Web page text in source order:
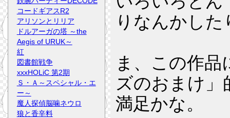
りなんかし
ま、この作
ズのおまけ
満足かな。
コードギアスR2
アリソンとリリア
ドルアーガの塔 ～the
Aegis of URUK～
紅
図書館戦争
xxxHOLiC 第2期
Ｓ・Ａ～スペシャル・エ
ー～
魔人探偵脳噛ネウロ
狼と香辛料